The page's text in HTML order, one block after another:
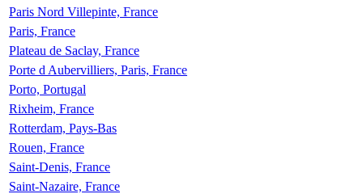
Paris Nord Villepinte, France
Paris, France
Plateau de Saclay, France
Porte d Aubervilliers, Paris, France
Porto, Portugal
Rixheim, France
Rotterdam, Pays-Bas
Rouen, France
Saint-Denis, France
Saint-Nazaire, France